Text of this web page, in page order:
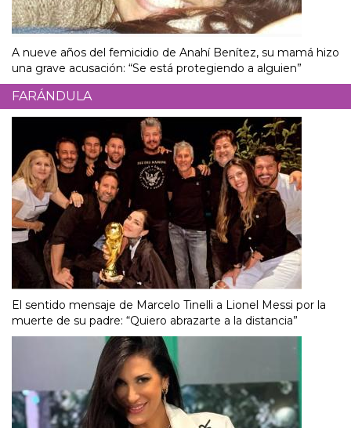
A nueve años del femicidio de Anahí Benítez, su mamá hizo
una grave acusación: “Se está protegiendo a alguien”
FARÁNDULA
El sentido mensaje de Marcelo Tinelli a Lionel Messi por la
muerte de su padre: “Quiero abrazarte a la distancia”